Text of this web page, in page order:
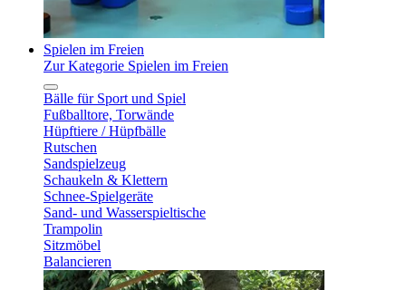
Spielen im Freien
Zur Kategorie Spielen im Freien
Bälle für Sport und Spiel
Fußballtore, Torwände
Hüpftiere / Hüpfbälle
Rutschen
Sandspielzeug
Schaukeln & Klettern
Schnee-Spielgeräte
Sand- und Wasserspieltische
Trampolin
Sitzmöbel
Balancieren